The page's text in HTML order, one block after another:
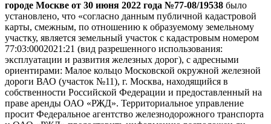
городе Москве от 30 июня 2022 года №77-08/19538 было
установлено, что «согласно данным публичной кадастровой
карты, смежным, по отношению к образуемому земельному
участку, является земельный участок с кадастровым номером
77:03:0002021:21 (вид разрешенного использования:
эксплуатации и развития железных дорог), с адресными
ориентирами: Малое кольцо Московской окружной железной
дороги ВАО (участок №11), г. Москва, находящийся в
собственности Российской Федерации и предоставленный на
праве аренды ОАО «РЖД». Территориальное управление
просит Федеральное агентство железнодорожного транспорта